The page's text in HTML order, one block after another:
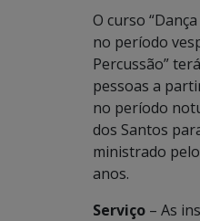
O curso
no período
Percussão”
pessoas a
no período
dos Santos
ministrado
anos.
Serviço – As